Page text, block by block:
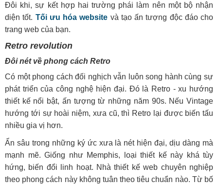
Đôi khi, sự kết hợp hai trường phái làm nên một bộ nhận
diện tốt. Tối ưu hóa website và tạo ấn tượng độc đáo cho
trang web của bạn.
Retro revolution
Đôi nét về phong cách Retro
Có một phong cách đối nghịch vẫn luôn song hành cùng sự
phát triển của công nghệ hiện đại. Đó là Retro - xu hướng
thiết kế nổi bật, ấn tượng từ những năm 90s. Nếu Vintage
hướng tới sự hoài niệm, xưa cũ, thì Retro lại được biến tấu
nhiều gia vị hơn.
Ẩn sâu trong những ký ức xưa là nét hiện đại, dịu dàng mà
mạnh mẽ. Giống như Memphis, loại thiết kế này khá tùy
hứng, biến đổi linh hoạt. Nhà thiết kế web chuyên nghiệp
theo phong cách này không tuân theo tiêu chuẩn nào. Từ bố